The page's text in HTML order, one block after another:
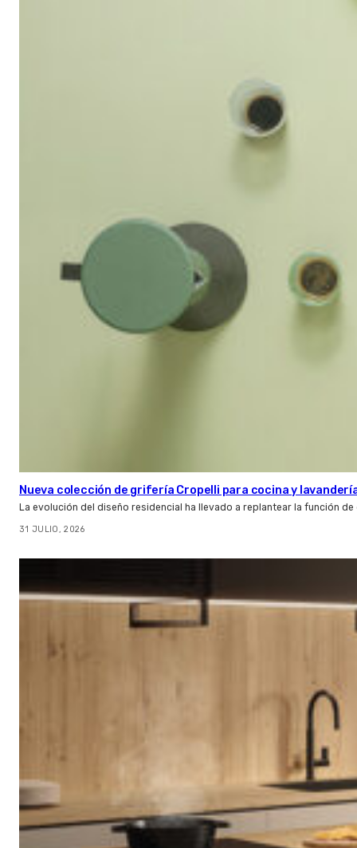
Nueva colección de grifería Cropelli para cocina y
La evolución del diseño residencial ha llevado a replantear la función
31 JULIO, 2026